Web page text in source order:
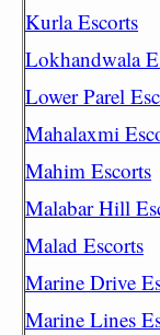
Kurla Escorts
Lokhandwala
Lower Parel
Mahalaxmi
Mahim Escorts
Malabar Hill
Malad Escorts
Marine Drive
Marine Lines